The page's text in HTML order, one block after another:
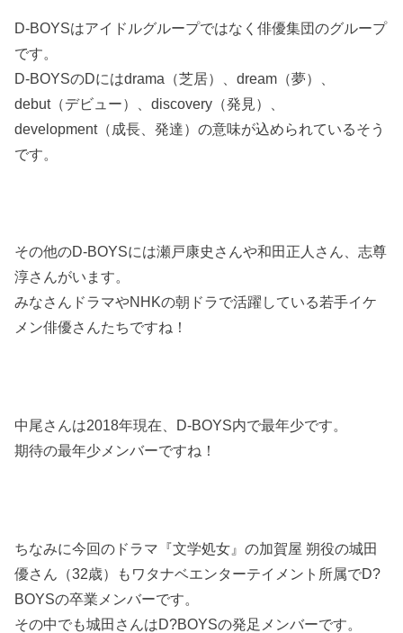
D-BOYSはアイドルグループではなく俳優集団のグループ
です。
D-BOYSのDにはdrama（芝居）、dream（夢）、
debut（デビュー）、discovery（発見）、
development（成長、発達）の意味が込められているそう
です。
その他のD-BOYSには瀬戸康史さんや和田正人さん、志尊
淳さんがいます。
みなさんドラマやNHKの朝ドラで活躍している若手イケ
メン俳優さんたちですね！
中尾さんは2018年現在、D-BOYS内で最年少です。
期待の最年少メンバーですね！
ちなみに今回のドラマ『文学処女』の加賀屋 朔役の城田
優さん（32歳）もワタナベエンターテイメント所属でD?
BOYSの卒業メンバーです。
その中でも城田さんはD?BOYSの発足メンバーです。